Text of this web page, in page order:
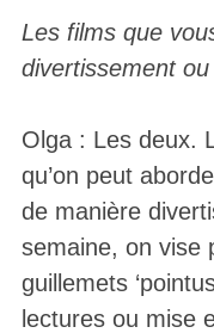
Les films que
divertissement
Olga : Les deux.
qu’on peut
de manière
semaine, on vise
guillemets
lectures ou mise